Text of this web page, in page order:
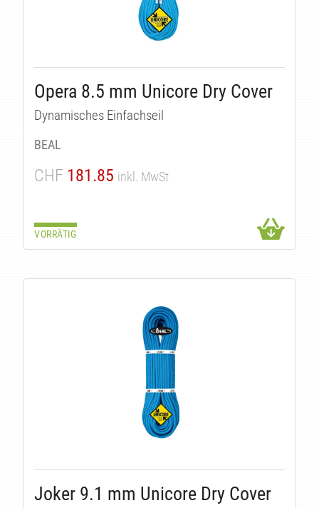
Opera 8.5 mm Unicore Dry Cover
Dynamisches Einfachseil
BEAL
CHF 181.85 inkl. MwSt
VORRÄTIG
Joker 9.1 mm Unicore Dry Cover